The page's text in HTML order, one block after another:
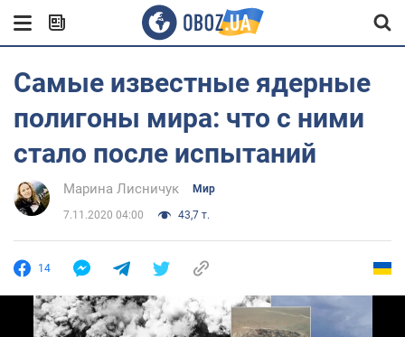
Самые известные ядерные
полигоны мира: что с ними
стало после испытаний
Марина Лисничук Мир
7.11.2020 04:00 43,7 т.
14